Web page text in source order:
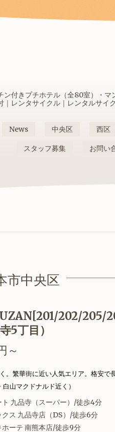
ン付きプチホテル（全80室）・
｜レンタサイクル｜レンタルサ
News 中央区 西区
スタッフ募集 お問い
市中央区
202/205/
5丁目）
～
。繁華街に近い人気エリア。格安で
山マクドナルド近く）
ト 九品寺（スーパー）/徒歩4分
クス 九品寺店（DS）/徒歩6分
ホーテ 南熊本店/徒歩9分